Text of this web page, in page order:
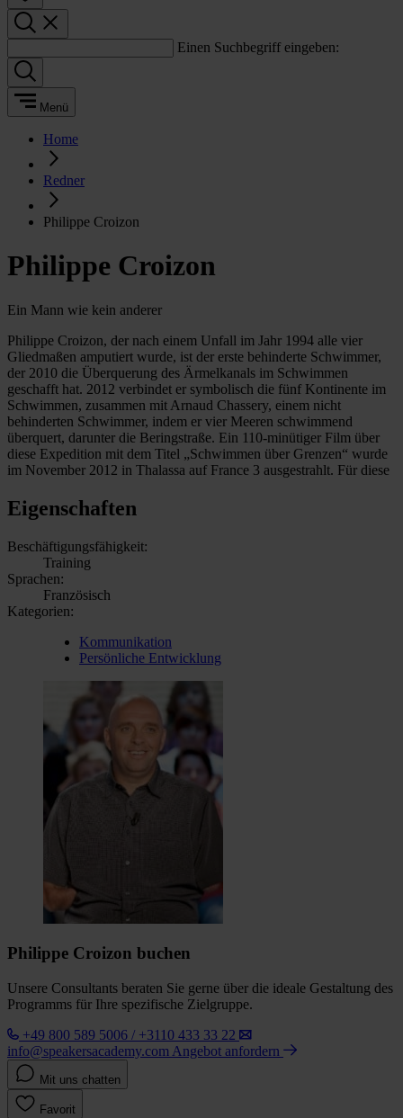
Einen Suchbegriff eingeben:
Menü
Home
Redner
Philippe Croizon
Philippe Croizon
Ein Mann wie kein anderer
Philippe Croizon, der nach einem Unfall im Jahr 1994 alle vier
Gliedmaßen amputiert wurde, ist der erste behinderte Schwimmer,
der 2010 die Überquerung des Ärmelkanals im Schwimmen
geschafft hat. 2012 verbindet er symbolisch die fünf Kontinente im
Schwimmen, zusammen mit Arnaud Chassery, einem nicht
behinderten Schwimmer, indem er vier Meeren schwimmend
überquert, darunter die Beringstraße. Ein 110-minütiger Film über
diese Expedition mit dem Titel „Schwimmen über Grenzen“ wurde
im November 2012 in Thalassa auf France 3 ausgestrahlt. Für diese
Eigenschaften
Beschäftigungsfähigkeit:
Training
Sprachen:
Französisch
Kategorien:
Kommunikation
Persönliche Entwicklung
Philippe Croizon buchen
Unsere Consultants beraten Sie gerne über die ideale Gestaltung des
Programms für Ihre spezifische Zielgruppe.
+49 800 589 5006 / +3110 433 33 22
info@speakersacademy.com Angebot anfordern
Mit uns chatten
Favorit